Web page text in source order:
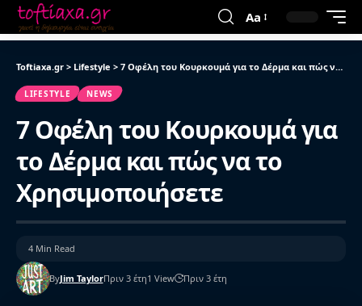
Aa
Toftiaxa.gr > Lifestyle > 7 Οφέλη του Κουρκουμά για το Δέρμα και πώς να το Χρησιμοποιήσετε
LIFESTYLE NEWS
7 Οφέλη του Κουρκουμά για
το Δέρμα και πώς να το
Χρησιμοποιήσετε
ByJim TaylorΠριν 3 έτη1 View Πριν 3 έτη
4 Min Read